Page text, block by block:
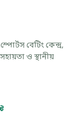
বেটিং কেন্দ্র,
ও স্থানীয়